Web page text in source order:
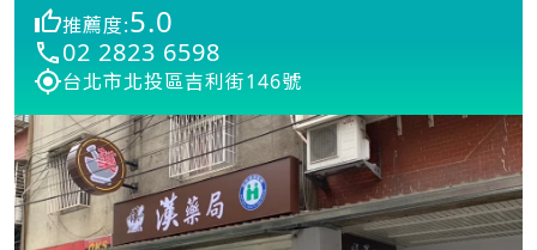
推薦度:5.0
02 2823 6598
台北市北投區吉利街146號